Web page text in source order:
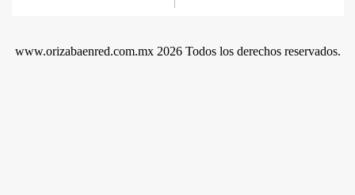
www.orizabaenred.com.mx 2026 Todos los derechos reservados.